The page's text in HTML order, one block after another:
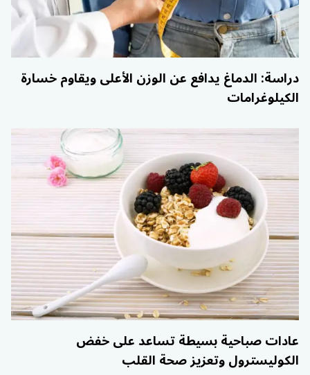
دراسة: الدماغ يدافع عن الوزن الأعلى ويقاوم خسارة
الكيلوغرامات
عادات صباحية بسيطة تساعد على خفض
الكوليسترول وتعزيز صحة القلب